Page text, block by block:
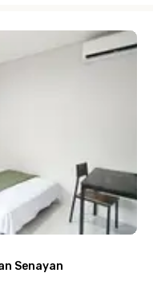
Senayan